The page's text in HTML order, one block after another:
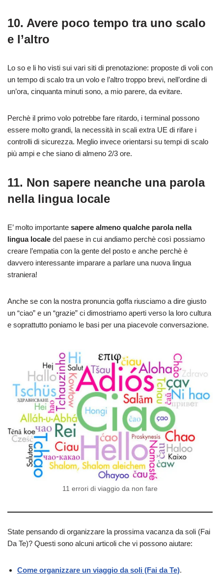
10. Avere poco tempo tra uno scalo
e l’altro
Lo so e li ho visti sui vari siti di prenotazione: proposte di voli con
un tempo di scalo tra un volo e l’altro troppo brevi, nell’ordine di
un’ora, cinquanta minuti sono, a mio parere, da evitare.
Perchè il primo volo potrebbe fare ritardo, i terminal possono
essere molto grandi, la necessità in scali extra UE di rifare i
controlli di sicurezza. Meglio invece orientarsi su tempi di scalo
più ampi e che siano di almeno 2/3 ore.
11. Non sapere neanche una parola
nella lingua locale
E’ molto importante sapere almeno qualche parola nella
lingua locale del paese in cui andiamo perchè così possiamo
creare l’empatia con la gente del posto e anche perchè è
davvero interessante imparare a parlare una nuova lingua
straniera!
Anche se con la nostra pronuncia goffa riusciamo a dire giusto
un “ciao” e un “grazie” ci dimostriamo aperti verso la loro cultura
e soprattutto poniamo le basi per una piacevole conversazione.
11 errori di viaggio da non fare
State pensando di organizzare la prossima vacanza da soli (Fai
Da Te)? Questi sono alcuni articoli che vi possono aiutare:
Come organizzare un viaggio da soli (Fai da Te).